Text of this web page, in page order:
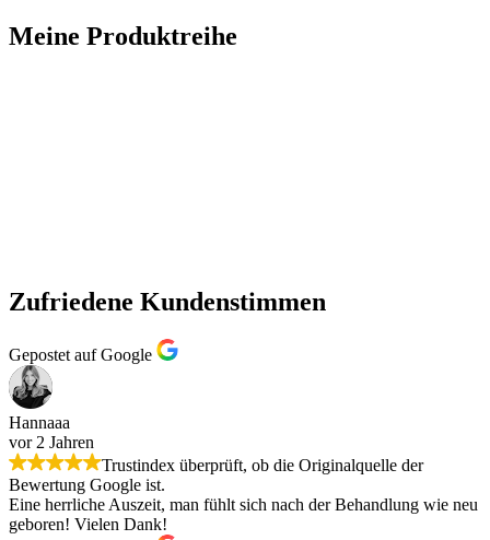
Meine Produktreihe
Zufriedene Kundenstimmen
Gepostet auf Google
Hannaaa
vor 2 Jahren
Trustindex überprüft, ob die Originalquelle der
Bewertung Google ist.
Eine herrliche Auszeit, man fühlt sich nach der Behandlung wie neu
geboren! Vielen Dank!